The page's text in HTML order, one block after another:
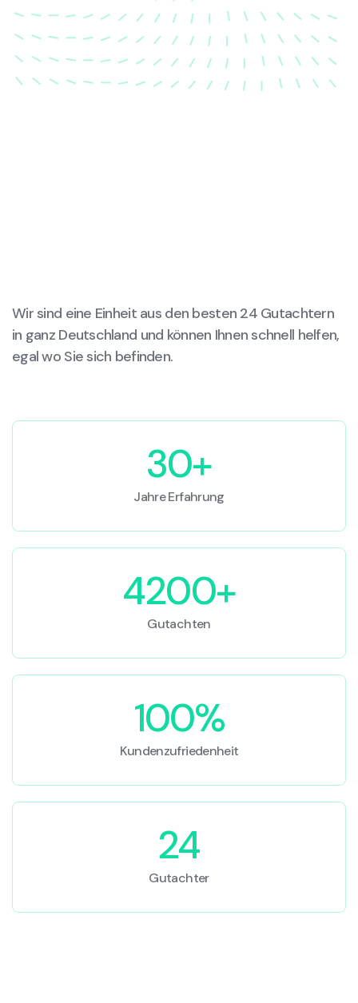
wieder in ihren ursprünglichen Zustand gebracht
wird.
Wir sind eine Einheit aus den besten 24 Gutachtern
in ganz Deutschland und können Ihnen schnell helfen,
egal wo Sie sich befinden.
30+
Jahre Erfahrung
4200+
Gutachten
100%
Kundenzufriedenheit
24
Gutachter